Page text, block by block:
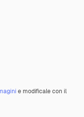
e modificale con il